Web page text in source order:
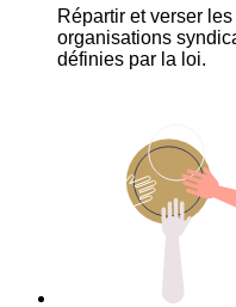
Répartir et verser
organisations
définies par la loi.